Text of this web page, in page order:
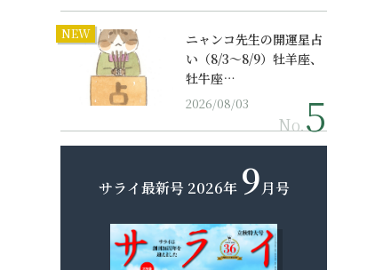
NEW
ニャンコ先生の開運星占
い（8/3～8/9）牡羊座、
牡牛座…
2026/08/03
No.
サライ最新号 2026年 9月号